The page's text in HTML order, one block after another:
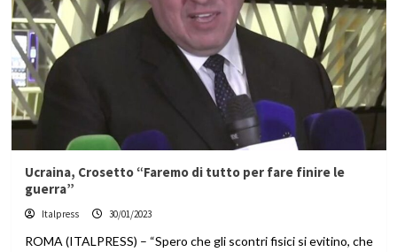
Ucraina, Crosetto “Faremo di tutto per fare finire le
guerra”
Italpress 30/01/2023
ROMA (ITALPRESS) – “Spero che gli scontri fisici si evitino, che